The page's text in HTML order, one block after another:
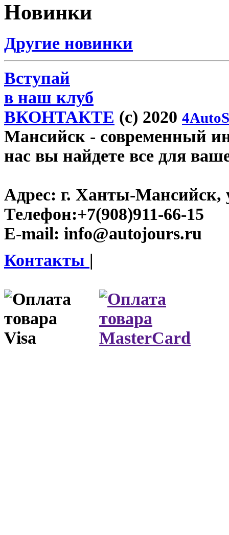
Новинки
Другие новинки
Вступай
в наш клуб
ВКОНТАКТЕ (c) 2020
Мансийск - современный
нас вы найдете все для
Адрес: г. Ханты-Мансийск,
Телефон:+7(908)911-66-15
E-mail: info@autojours.ru
Контакты |